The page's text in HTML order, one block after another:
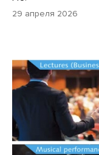
29 апреля 2026